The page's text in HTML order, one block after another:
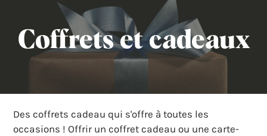
C
l
l
Coffrets et cadeaux
Des coffrets cadeau qui s'offre à toutes les
occasions ! Offrir un coffret cadeau ou une carte-